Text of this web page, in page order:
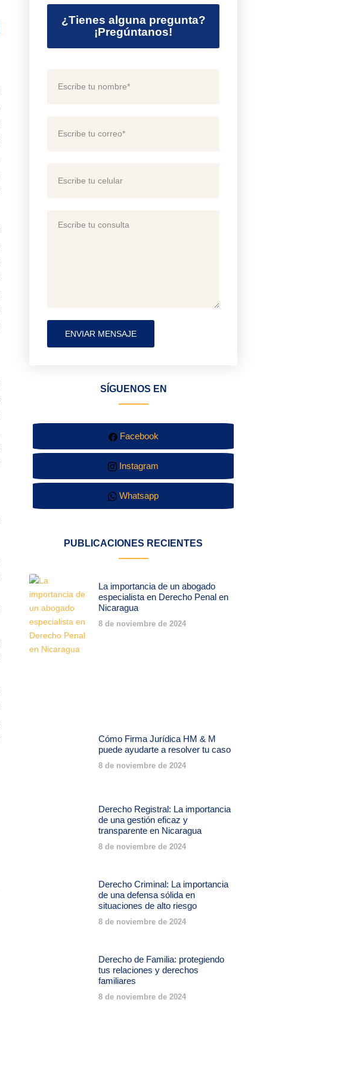
¿Tienes alguna pregunta?
¡Pregúntanos!
ENVIAR MENSAJE
SÍGUENOS EN
Facebook
Instagram
Whatsapp
PUBLICACIONES RECIENTES
La importancia de un abogado
especialista en Derecho Penal en
Nicaragua
8 de noviembre de 2024
Cómo Firma Jurídica HM & M
puede ayudarte a resolver tu caso
8 de noviembre de 2024
Derecho Registral: La importancia
de una gestión eficaz y
transparente en Nicaragua
8 de noviembre de 2024
Derecho Criminal: La importancia
de una defensa sólida en
situaciones de alto riesgo
8 de noviembre de 2024
Derecho de Familia: protegiendo
tus relaciones y derechos
familiares
8 de noviembre de 2024